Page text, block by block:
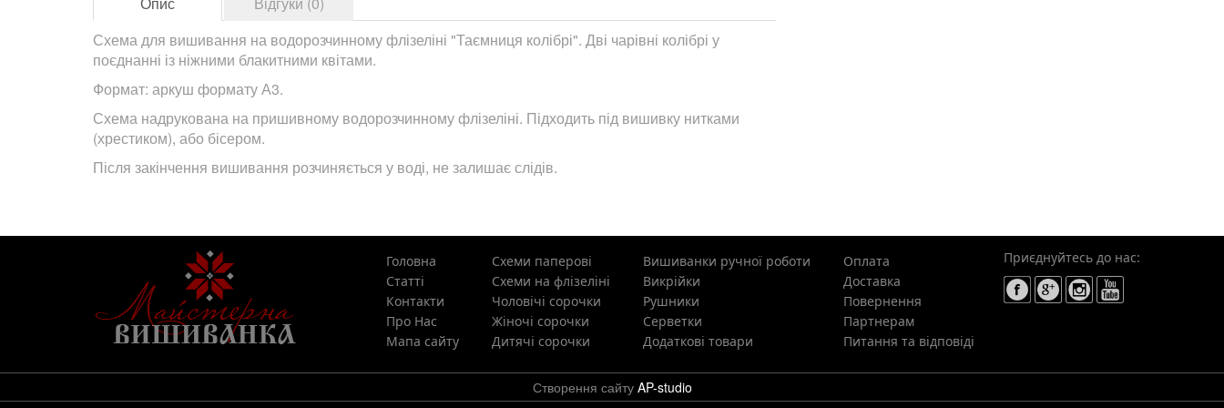
Схема для вишивання на водорозчинному флізеліні "Таємниця колібрі". Дві чарівні колібрі у
поєднанні із ніжними блакитними квітами.
Формат: аркуш формату А3.
Схема надрукована на пришивному водорозчинному флізеліні. Підходить під вишивку нитками
(хрестиком), або бісером.
Після закінчення вишивання розчиняється у воді, не залишає слідів.
Приєднуйтесь до нас:
Головна
Статті
Контакти
Про Нас
Мапа сайту
Схеми паперові
Схеми на флізеліні
Чоловічі сорочки
Жіночі сорочки
Дитячі сорочки
Вишиванки ручної роботи
Викрійки
Рушники
Cерветки
Додаткові товари
Оплата
Доставка
Повернення
Партнерам
Питання та відповіді
Створення сайту AP-studio